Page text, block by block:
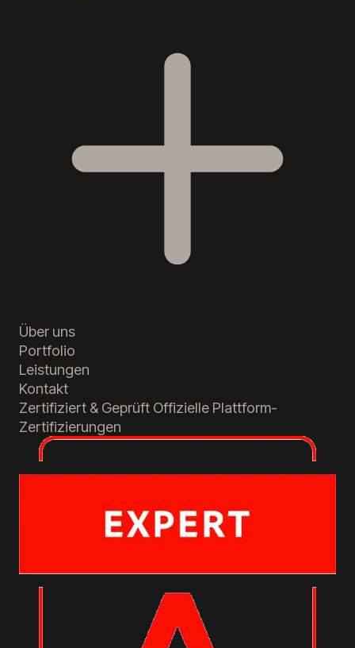
Über uns
Portfolio
Leistungen
Kontakt
Zertifiziert & Geprüft Offizielle Plattform-
Zertifizierungen